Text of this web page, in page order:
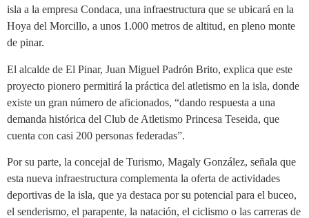
isla a la empresa Condaca, una infraestructura que se ubicará en la
Hoya del Morcillo, a unos 1.000 metros de altitud, en pleno monte
de pinar.
El alcalde de El Pinar, Juan Miguel Padrón Brito, explica que este
proyecto pionero permitirá la práctica del atletismo en la isla, donde
existe un gran número de aficionados, “dando respuesta a una
demanda histórica del Club de Atletismo Princesa Teseida, que
cuenta con casi 200 personas federadas”.
Por su parte, la concejal de Turismo, Magaly González, señala que
esta nueva infraestructura complementa la oferta de actividades
deportivas de la isla, que ya destaca por su potencial para el buceo,
el senderismo, el parapente, la natación, el ciclismo o las carreras de